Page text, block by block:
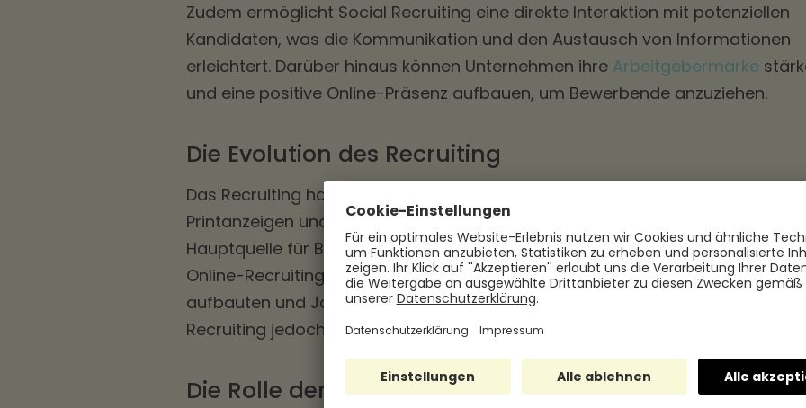
Zudem ermöglicht Social Recruiting eine direkte Interaktion mit potenziellen
Kandidaten, was die Kommunikation und den Austausch von Informationen
erleichtert. Darüber hinaus können Unternehmen ihre Arbeitgebermarke
und eine positive Online-Präsenz aufbauen, um Bewerbende anzuziehen.
Die Evolution des Recruiting
Das Recruiting hat sich im Laufe der Jahre weiterentwickelt. Früher waren
Printanzeigen und Stellenanzeigen in Zeitungen oder Fachzeitschriften die
Hauptquelle für Bewerbungen. Mit dem Aufkommen des Internets wurde das
Online-Recruiting populärer, wobei Unternehmen ihre eigenen Karriereseiten
aufbauten und Jobportale nutzten. In den letzten Jahren hat sich das Social
Recruiting jedoch als innovative Methode etabliert, um Talente zu gewinnen.
Die Rolle der sozialen Medien im Recruiting-Prozess